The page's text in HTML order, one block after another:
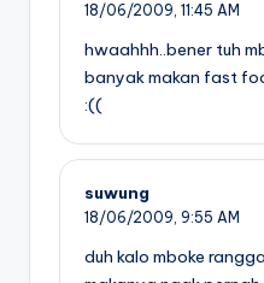
18/06/2009, 11:45 AM
hwaahhh..bener tuh
banyak makan fast
:((
suwung
18/06/2009, 9:55 AM
duh kalo mboke